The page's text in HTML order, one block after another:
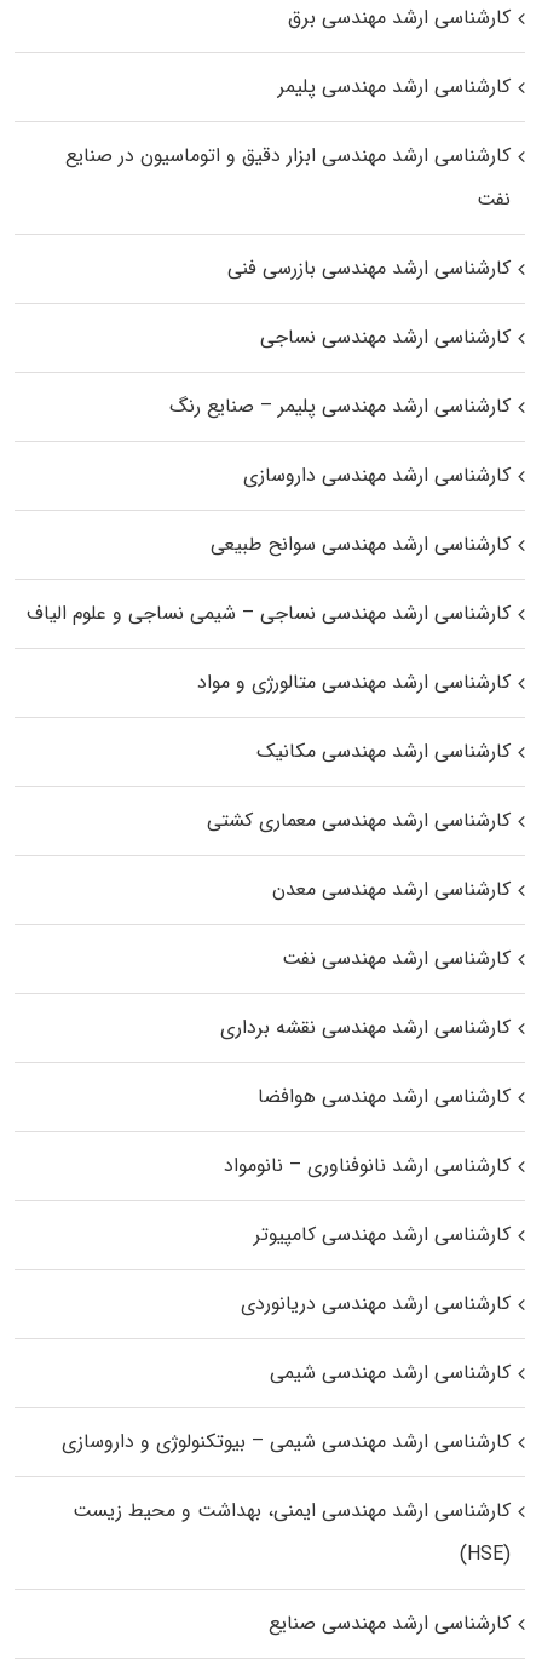
کارشناسی ارشد مهندسی برق
کارشناسی ارشد مهندسی پلیمر
کارشناسی ارشد مهندسی ابزار دقیق و اتوماسیون در صنایع
نفت
کارشناسی ارشد مهندسی بازرسی فنی
کارشناسی ارشد مهندسی نساجی
کارشناسی ارشد مهندسی پلیمر – صنایع رنگ
کارشناسی ارشد مهندسی داروسازی
کارشناسی ارشد مهندسی سوانح طبیعی
کارشناسی ارشد مهندسی نساجی – شیمی نساجی و علوم الیاف
کارشناسی ارشد مهندسی متالورژی و مواد
کارشناسی ارشد مهندسی مکانیک
کارشناسی ارشد مهندسی معماری کشتی
کارشناسی ارشد مهندسی معدن
کارشناسی ارشد مهندسی نفت
کارشناسی ارشد مهندسی نقشه برداری
کارشناسی ارشد مهندسی هوافضا
کارشناسی ارشد نانوفناوری – نانومواد
کارشناسی ارشد مهندسی کامپیوتر
کارشناسی ارشد مهندسی دریانوردی
کارشناسی ارشد مهندسی شیمی
کارشناسی ارشد مهندسی شیمی – بیوتکنولوژی و داروسازی
کارشناسی ارشد مهندسی ایمنی، بهداشت و محیط زیست
(HSE)
کارشناسی ارشد مهندسی صنایع